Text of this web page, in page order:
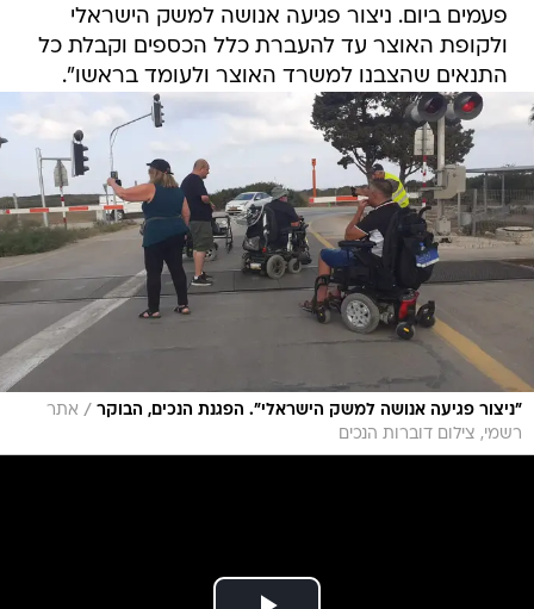
פעמים ביום. ניצור פגיעה אנושה למשק הישראלי
ולקופת האוצר עד להעברת כלל הכספים וקבלת כל
התנאים שהצבנו למשרד האוצר ולעומד בראשו".
"ניצור פגיעה אנושה למשק הישראלי". הפגנת הנכים, הבוקר / אתר
רשמי, צילום דוברות הנכים